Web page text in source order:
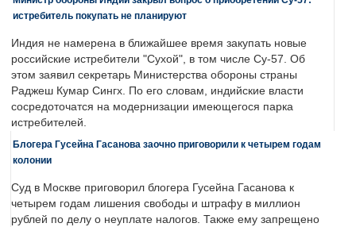
истребитель покупать не планируют
Индия не намерена в ближайшее время закупать новые
российские истребители "Сухой", в том числе Су-57. Об
этом заявил секретарь Министерства обороны страны
Раджеш Кумар Сингх. По его словам, индийские власти
сосредоточатся на модернизации имеющегося парка
истребителей.
Блогера Гусейна Гасанова заочно приговорили к четырем годам
колонии
Суд в Москве приговорил блогера Гусейна Гасанова к
четырем годам лишения свободы и штрафу в миллион
рублей по делу о неуплате налогов. Также ему запрещено